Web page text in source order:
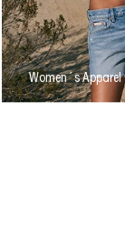
Women´s Apparel